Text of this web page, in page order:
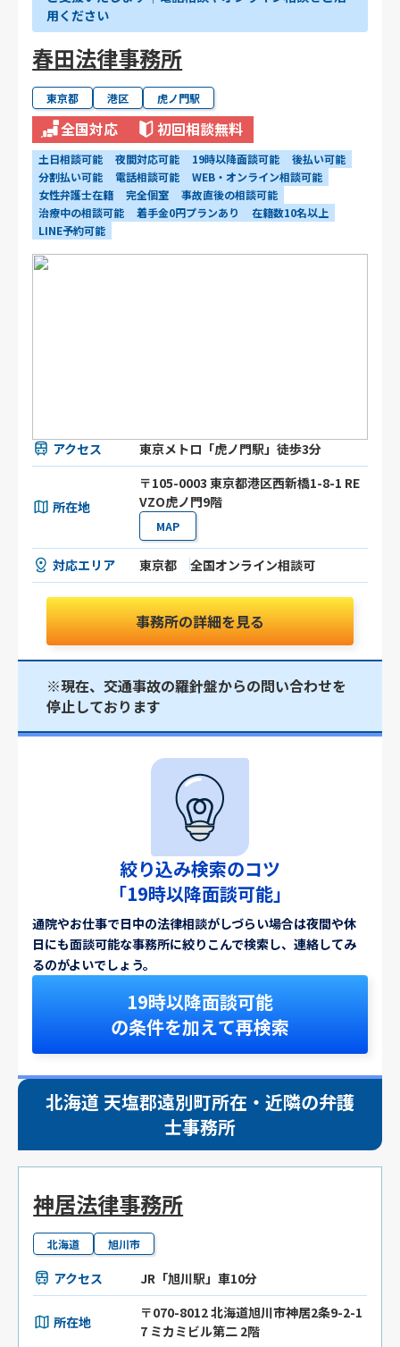
用ください
春田法律事務所
東京都 港区 虎ノ門駅
全国対応 初回相談無料
土日相談可能 夜間対応可能 19時以降面談可能
後払い可能
分割払い可能
電話相談可能
WEB・オンライン相談可能
女性弁護士在籍
完全個室
事故直後の相談可能
治療中の相談可能
着手金0円プランあり
在籍数10名以上
LINE予約可能
アクセス 東京メトロ「虎ノ門駅」徒歩3分
所在地
〒105-0003 東京都港区⻄新橋1-8-1 RE
VZO虎ノ門9階
MAP
対応エリア 東京都 全国オンライン相談可
事務所の詳細を見る
※現在、交通事故の羅針盤からの問い合わせを
停止しております
絞り込み検索のコツ
「19時以降面談可能」
通院やお仕事で日中の法律相談がしづらい場合は夜間や休
日にも面談可能な事務所に絞りこんで検索し、連絡してみ
るのがよいでしょう。
19時以降面談可能
の条件を加えて再検索
北海道 天塩郡遠別町所在・近隣の弁護
士事務所
神居法律事務所
北海道 旭川市
アクセス JR「旭川駅」車10分
所在地
〒070-8012 北海道旭川市神居2条9-2-1
7 ミカミビル第二 2階